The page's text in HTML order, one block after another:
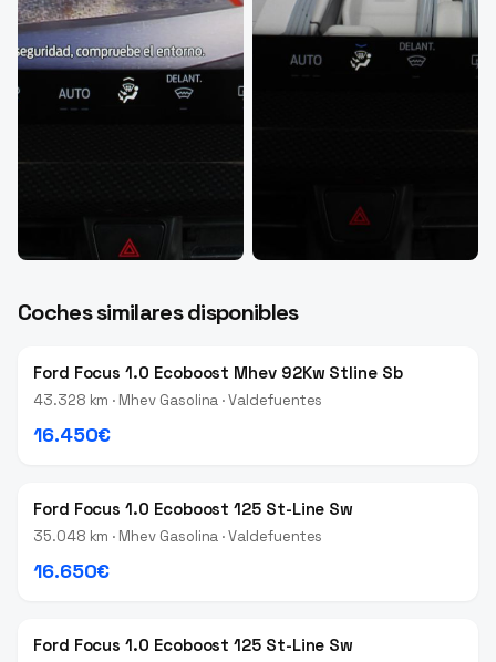
Coches similares disponibles
Ford Focus 1.0 Ecoboost Mhev 92Kw Stline Sb
43.328 km · Mhev Gasolina · Valdefuentes
16.450€
Ford Focus 1.0 Ecoboost 125 St-Line Sw
35.048 km · Mhev Gasolina · Valdefuentes
16.650€
Ford Focus 1.0 Ecoboost 125 St-Line Sw